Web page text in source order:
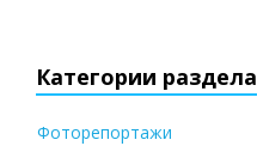
Категории раздела
Фоторепортажи